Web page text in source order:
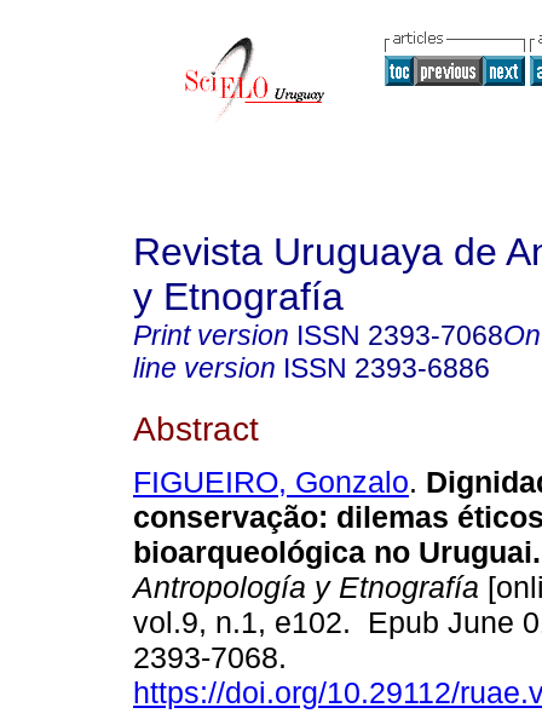
Revista Uruguaya de
y Etnografía
Print version ISSN 2393-7068
line version ISSN 2393-6886
Abstract
FIGUEIRO, Gonzalo.
conservação: dilemas
bioarqueológica no Uruguai.
Antropología y Etnografía
vol.9, n.1, e102. Epub June
2393-7068.
https://doi.org/10.29112/